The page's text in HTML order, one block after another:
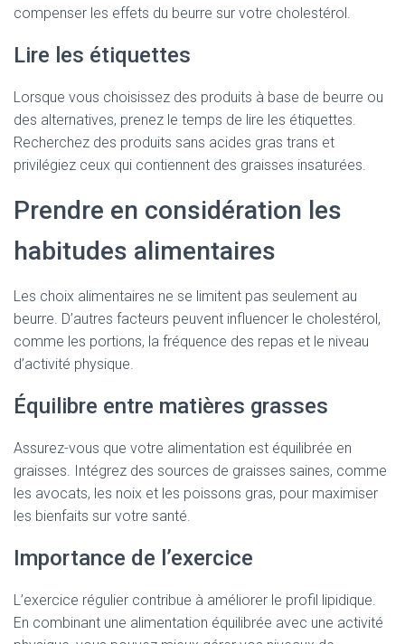
compenser les effets du beurre sur votre cholestérol.
Lire les étiquettes
Lorsque vous choisissez des produits à base de beurre ou
des alternatives, prenez le temps de lire les étiquettes.
Recherchez des produits sans acides gras trans et
privilégiez ceux qui contiennent des graisses insaturées.
Prendre en considération les
habitudes alimentaires
Les choix alimentaires ne se limitent pas seulement au
beurre. D’autres facteurs peuvent influencer le cholestérol,
comme les portions, la fréquence des repas et le niveau
d’activité physique.
Équilibre entre matières grasses
Assurez-vous que votre alimentation est équilibrée en
graisses. Intégrez des sources de graisses saines, comme
les avocats, les noix et les poissons gras, pour maximiser
les bienfaits sur votre santé.
Importance de l’exercice
L’exercice régulier contribue à améliorer le profil lipidique.
En combinant une alimentation équilibrée avec une activité